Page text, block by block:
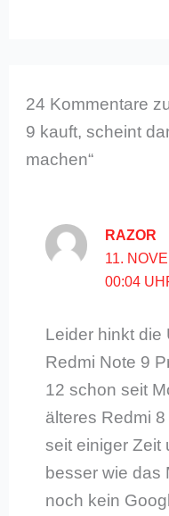
24 Kommentare
9 kauft, scheint
machen“
RAZOR
11.
00:04
Leider hinkt die
Redmi Note 9
12 schon seit
älteres Redmi
seit einiger Zeit
besser wie das
noch kein